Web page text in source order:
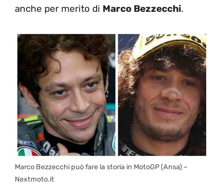
anche per merito di Marco Bezzecchi.
Marco Bezzecchi può fare la storia in MotoGP (Ansa) –
Nextmoto.it